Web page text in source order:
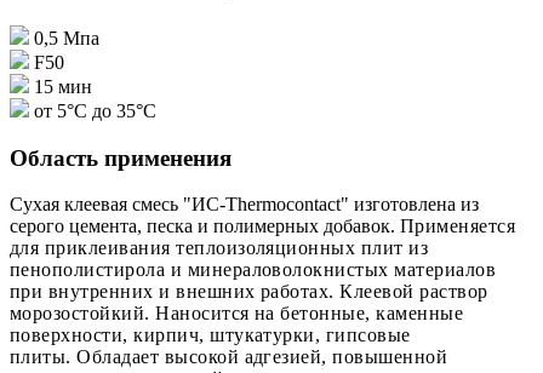
0,5 Мпа
F50
15 мин
от 5°С до 35°С
Область применения
Сухая клеевая смесь "ИС-Thermocontact" изготовлена из
серого цемента, песка и полимерных добавок. Применяется
для приклеивания теплоизоляционных плит из
пенополистирола и минераловолокнистых материалов
при внутренних и внешних работах. Клеевой раствор
морозостойкий. Наносится на бетонные, каменные
поверхности, кирпич, штукатурки, гипсовые
плиты.Обладает высокой адгезией, повышенной